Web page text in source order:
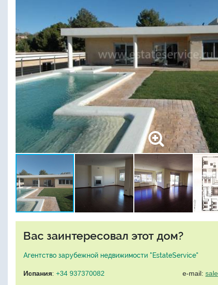
Вас заинтересовал этот дом?
Агентство зарубежной недвижимости "EstateService"
Испания: +34 937370082 e-mail: